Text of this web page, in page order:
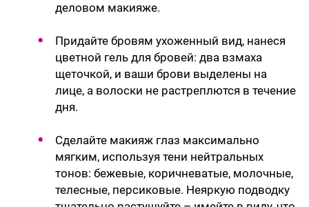
деловом макияже.
Придайте бровям ухоженный вид, нанеся
цветной гель для бровей: два взмаха
щеточкой, и ваши брови выделены на
лице, а волоски не растреплются в течение
дня.
Сделайте макияж глаз максимально
мягким, используя тени нейтральных
тонов: бежевые, коричневатые, молочные,
телесные, персиковые. Неяркую подводку